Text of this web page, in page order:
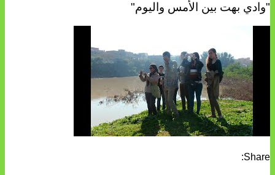
"وادي بهت بين الأمس واليوم"
Share: